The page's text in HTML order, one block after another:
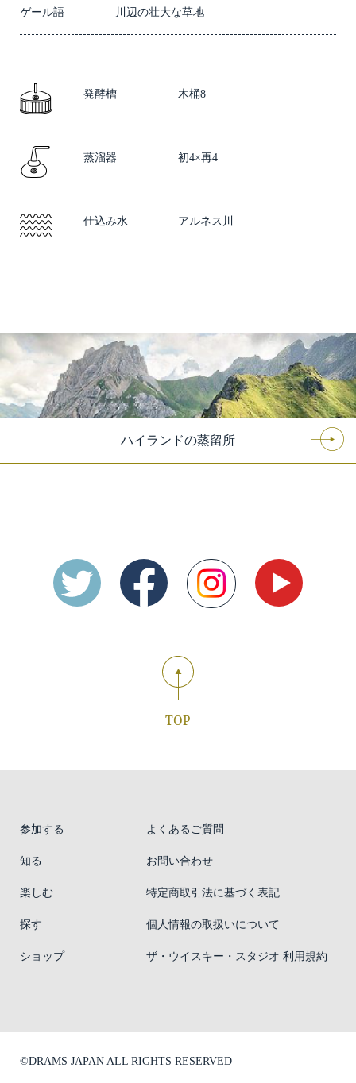
ゲール語 川辺の壮大な草地
発酵槽 木桶8
蒸溜器 初4×再4
仕込み水 アルネス川
ハイランドの蒸留所
TOP
参加する
知る
楽しむ
探す
ショップ
よくあるご質問
お問い合わせ
特定商取引法に基づく表記
個人情報の取扱いについて
ザ・ウイスキー・スタジオ 利用規約
©DRAMS JAPAN ALL RIGHTS RESERVED